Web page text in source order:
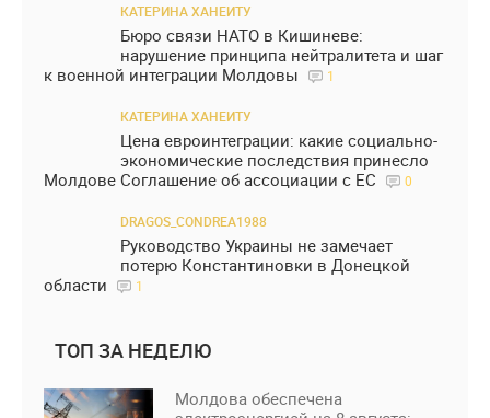
КАТЕРИНА ХАНЕИТУ
Бюро связи НАТО в Кишиневе:
нарушение принципа нейтралитета и шаг
к военной интеграции Молдовы
1
КАТЕРИНА ХАНЕИТУ
Цена евроинтеграции: какие социально-
экономические последствия принесло
Молдове Соглашение об ассоциации с ЕС
0
DRAGOS_CONDREA1988
Руководство Украины не замечает
потерю Константиновки в Донецкой
области
1
ТОП ЗА НЕДЕЛЮ
Молдова обеспечена